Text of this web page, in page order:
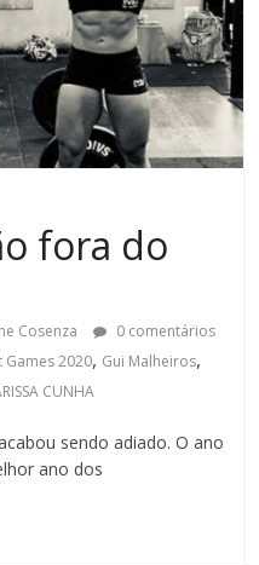
fora do
Cosenza
0 comentários
Games 2020, Gui Malheiros,
CUNHA
sendo adiado. O ano
ano dos